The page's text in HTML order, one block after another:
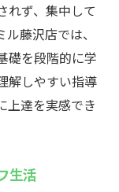
設備の魅力
ップする方
と活用法
れず、集中して
藤沢店では、
礎を段階的に学
解しやすい指導
上達を実感でき
生活